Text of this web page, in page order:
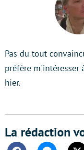
Pas du tout
préfère
hier.
La rédaction